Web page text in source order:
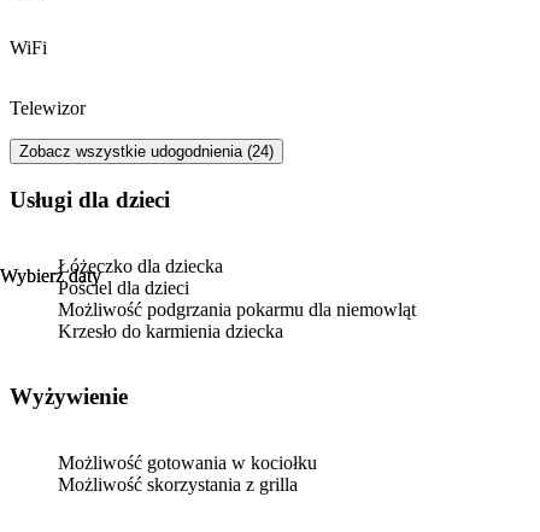
Wybierz daty
Wybierz daty
WiFi
Telewizor
Zobacz wszystkie udogodnienia (24)
usługi dla dzieci
Łóżeczko dla dziecka
Pościel dla dzieci
Możliwość podgrzania pokarmu dla niemowląt
Krzesło do karmienia dziecka
Wyżywienie
Możliwość gotowania w kociołku
Możliwość skorzystania z grilla